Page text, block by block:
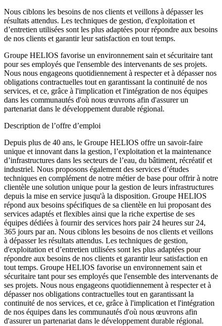
Nous ciblons les besoins de nos clients et veillons à dépasser les
résultats attendus. Les techniques de gestion, d'exploitation et
d’entretien utilisées sont les plus adaptées pour répondre aux besoins
de nos clients et garantir leur satisfaction en tout temps.
Groupe HELIOS favorise un environnement sain et sécuritaire tant
pour ses employés que l'ensemble des intervenants de ses projets.
Nous nous engageons quotidiennement à respecter et à dépasser nos
obligations contractuelles tout en garantissant la continuité de nos
services, et ce, grâce à l'implication et l'intégration de nos équipes
dans les communautés d'où nous œuvrons afin d'assurer un
partenariat dans le développement durable régional.
Description de l’offre d’emploi
Depuis plus de 40 ans, le Groupe HELIOS offre un savoir-faire
unique et innovant dans la gestion, l’exploitation et la maintenance
d’infrastructures dans les secteurs de l’eau, du bâtiment, récréatif et
industriel. Nous proposons également des services d’études
techniques en complément de notre métier de base pour offrir à notre
clientèle une solution unique pour la gestion de leurs infrastructures
depuis la mise en service jusqu'à la disposition. Groupe HELIOS
répond aux besoins spécifiques de sa clientèle en lui proposant des
services adaptés et flexibles ainsi que la riche expertise de ses
équipes dédiées à fournir des services hors pair 24 heures sur 24,
365 jours par an. Nous ciblons les besoins de nos clients et veillons
à dépasser les résultats attendus. Les techniques de gestion,
d'exploitation et d’entretien utilisées sont les plus adaptées pour
répondre aux besoins de nos clients et garantir leur satisfaction en
tout temps. Groupe HELIOS favorise un environnement sain et
sécuritaire tant pour ses employés que l'ensemble des intervenants de
ses projets. Nous nous engageons quotidiennement à respecter et à
dépasser nos obligations contractuelles tout en garantissant la
continuité de nos services, et ce, grâce à l'implication et l'intégration
de nos équipes dans les communautés d'où nous œuvrons afin
d'assurer un partenariat dans le développement durable régional.